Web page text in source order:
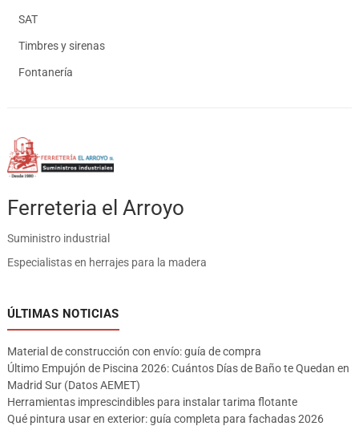
SAT
Timbres y sirenas
Fontanería
Ferreteria el Arroyo
Suministro industrial
Especialistas en herrajes para la madera
ÚLTIMAS NOTICIAS
Material de construcción con envío: guía de compra
Último Empujón de Piscina 2026: Cuántos Días de Baño te Quedan en
Madrid Sur (Datos AEMET)
Herramientas imprescindibles para instalar tarima flotante
Qué pintura usar en exterior: guía completa para fachadas 2026